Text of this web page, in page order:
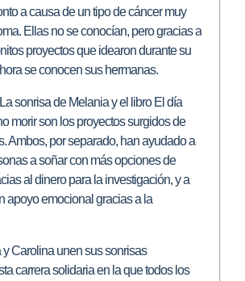
a causa de un tipo de cáncer muy
Ellas no se conocían, pero gracias a
proyectos que idearon durante su
se conocen sus hermanas.
sonrisa de Melania y el libro El día
morir son los proyectos surgidos de
Ambos, por separado, han ayudado a
a soñar con más opciones de
al dinero para la investigación, y a
apoyo emocional gracias a la
Carolina unen sus sonrisas
carrera solidaria en la que todos los